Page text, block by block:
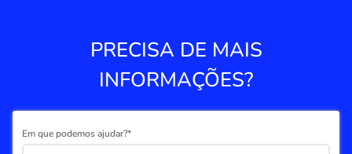
PRECISA DE MAIS
INFORMAÇÕES?
Em que podemos ajudar?*